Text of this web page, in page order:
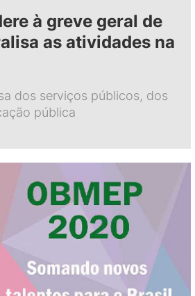
à greve geral de
as atividades na
dos serviços públicos, dos
pública